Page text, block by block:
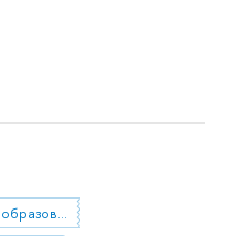
дополнительное образование